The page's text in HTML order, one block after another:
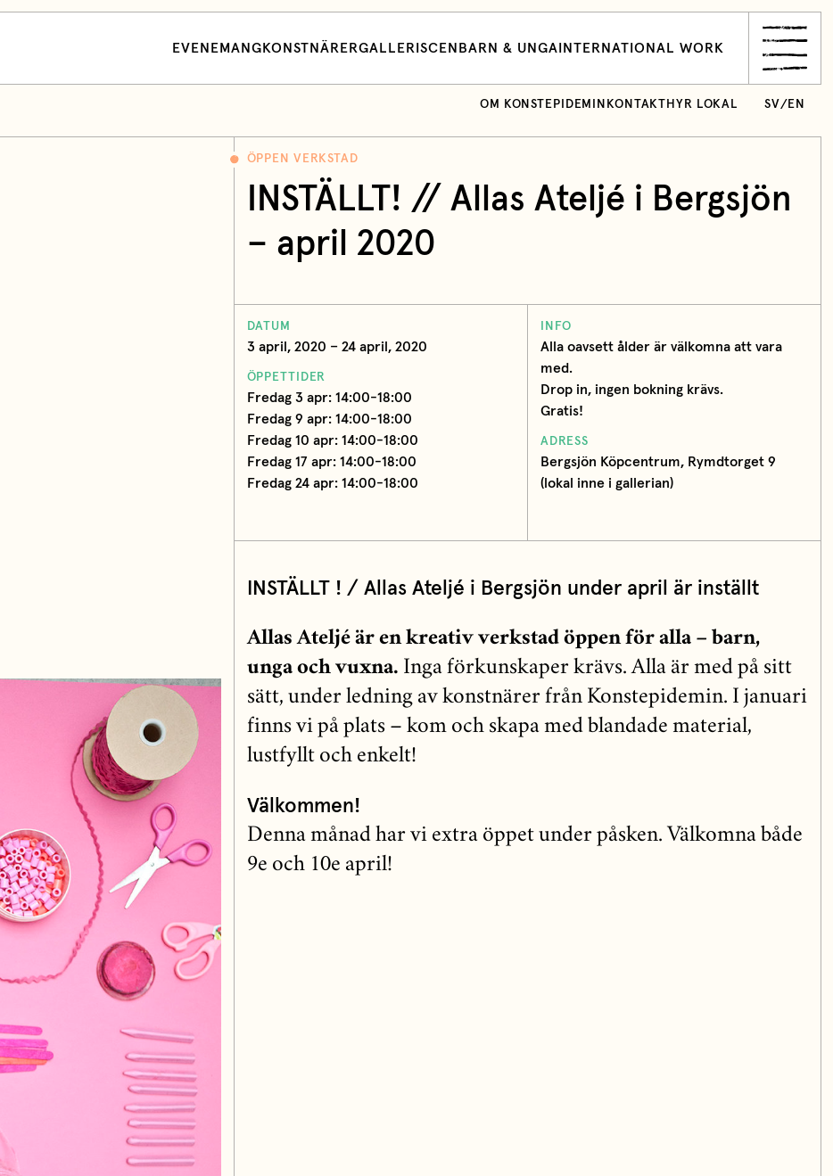
EVENEMANG KONSTNÄRERGALLERI SCEN BARN & UNGA INTERNATIONAL WORK
OM KONSTEPIDEMIN KONTAKT HYR LOKAL SV/ EN
ÖPPEN VERKSTAD
INSTÄLLT! // Allas Ateljé i Bergsjön
– april 2020
DATUM
3 april, 2020 – 24 april, 2020
ÖPPETTIDER
Fredag 3 apr: 14:00-18:00
Fredag 9 apr: 14:00-18:00
Fredag 10 apr: 14:00-18:00
Fredag 17 apr: 14:00-18:00
Fredag 24 apr: 14:00-18:00
INFO
Alla oavsett ålder är välkomna att vara
med.
Drop in, ingen bokning krävs.
Gratis!
ADRESS
Bergsjön Köpcentrum, Rymdtorget 9
(lokal inne i gallerian)
INSTÄLLT ! / Allas Ateljé i Bergsjön under april är inställt
Allas Ateljé är en kreativ verkstad öppen för alla – barn,
unga och vuxna. Inga förkunskaper krävs. Alla är med på sitt
sätt, under ledning av konstnärer från Konstepidemin. I januari
finns vi på plats – kom och skapa med blandade material,
lustfyllt och enkelt!
Välkommen!
Denna månad har vi extra öppet under påsken. Välkomna både
9e och 10e april!